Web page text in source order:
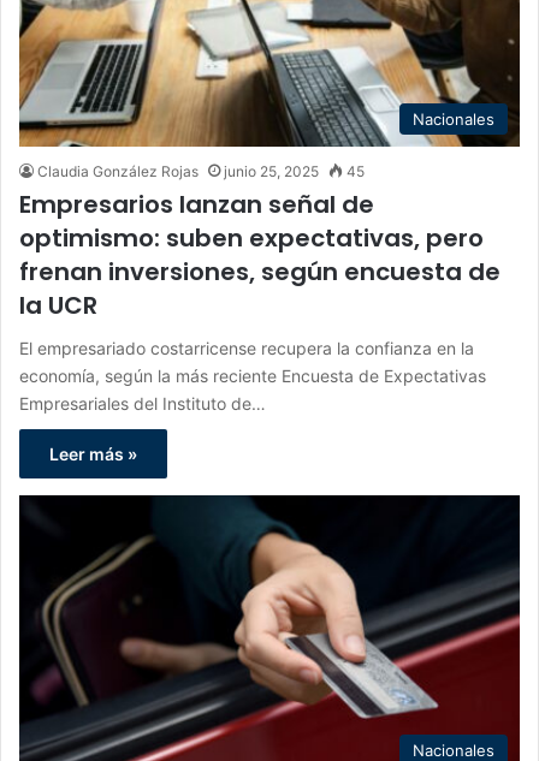
Nacionales
Claudia González Rojas junio 25, 2025 45
Empresarios lanzan señal de
optimismo: suben expectativas, pero
frenan inversiones, según encuesta de
la UCR
El empresariado costarricense recupera la confianza en la
economía, según la más reciente Encuesta de Expectativas
Empresariales del Instituto de…
Leer más »
Nacionales